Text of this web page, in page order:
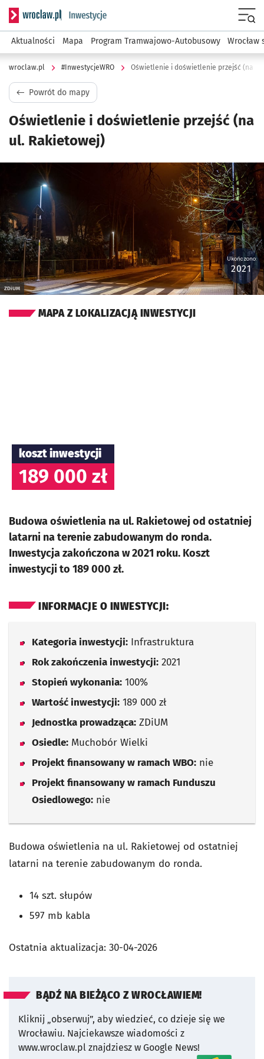
Serwis informacyjny wroclaw.pl podserwis:
Aktualności Mapa Program Tramwajowo-Autobusowy Wrocław
wroclaw.pl #InwestycjeWRO Oświetlenie i doświetlenie przejść (na
Powrót do mapy
Oświetlenie i doświetlenie przejść (na
ul. Rakietowej)
Kliknij, aby powiększyć
ZDiUM
Ukończono:
2021
MAPA Z LOKALIZACJĄ INWESTYCJI
koszt inwestycji
189 000 zł
Budowa oświetlenia na ul. Rakietowej od ostatniej
latarni na terenie zabudowanym do ronda.
Inwestycja zakończona w 2021 roku. Koszt
inwestycji to 189 000 zł.
INFORMACJE O INWESTYCJI:
Kategoria inwestycji: Infrastruktura
Rok zakończenia inwestycji: 2021
Stopień wykonania: 100%
Wartość inwestycji: 189 000 zł
Jednostka prowadząca: ZDiUM
Osiedle: Muchobór Wielki
Projekt finansowany w ramach WBO: nie
Projekt finansowany w ramach Funduszu
Osiedlowego: nie
Budowa oświetlenia na ul. Rakietowej od ostatniej
latarni na terenie zabudowanym do ronda.
14 szt. słupów
597 mb kabla
Ostatnia aktualizacja: 30-04-2026
BĄDŹ NA BIEŻĄCO Z WROCŁAWIEM!
Kliknij „obserwuj”, aby wiedzieć, co dzieje się we
Wrocławiu. Najciekawsze wiadomości z
www.wroclaw.pl znajdziesz w Google News!